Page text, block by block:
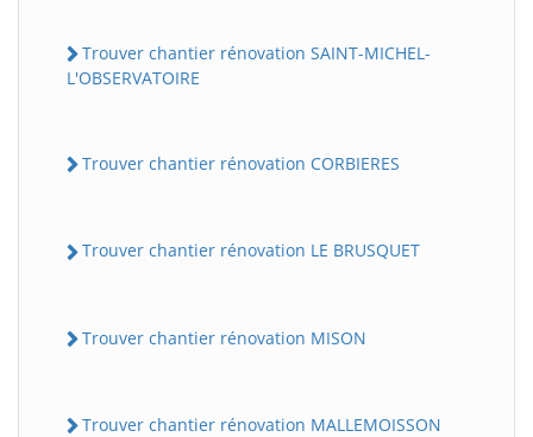
Trouver chantier rénovation SAINT-MICHEL-
L'OBSERVATOIRE
Trouver chantier rénovation CORBIERES
Trouver chantier rénovation LE BRUSQUET
Trouver chantier rénovation MISON
Trouver chantier rénovation MALLEMOISSON